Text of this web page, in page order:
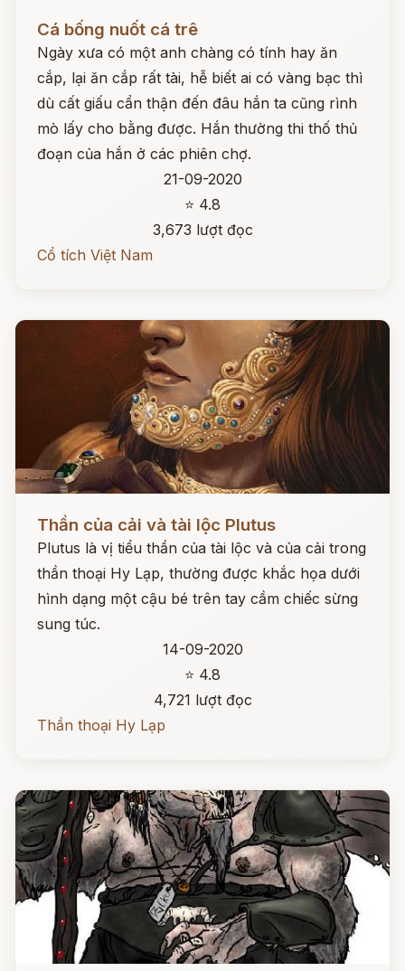
Đọc ngay
Cá bống nuốt cá trê
Ngày xưa có một anh chàng có tính hay ăn
cắp, lại ăn cắp rất tài, hễ biết ai có vàng bạc thì
dù cất giấu cẩn thận đến đâu hắn ta cũng rình
mò lấy cho bằng được. Hắn thường thi thố thủ
đoạn của hắn ở các phiên chợ.
21-09-2020
⭐ 4.8
3,673 lượt đọc
Cổ tích Việt Nam
Đọc ngay
Thần của cải và tài lộc Plutus
Plutus là vị tiểu thần của tài lộc và của cải trong
thần thoại Hy Lạp, thường được khắc họa dưới
hình dạng một cậu bé trên tay cầm chiếc sừng
sung túc.
14-09-2020
⭐ 4.8
4,721 lượt đọc
Thần thoại Hy Lạp